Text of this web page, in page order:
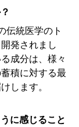
統医学のト
発されまし
成分は、様々
積に対する最
します。
に感じること